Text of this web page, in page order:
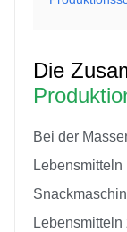
Die
Bei der